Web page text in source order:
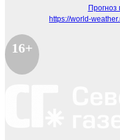
https://world-
16+